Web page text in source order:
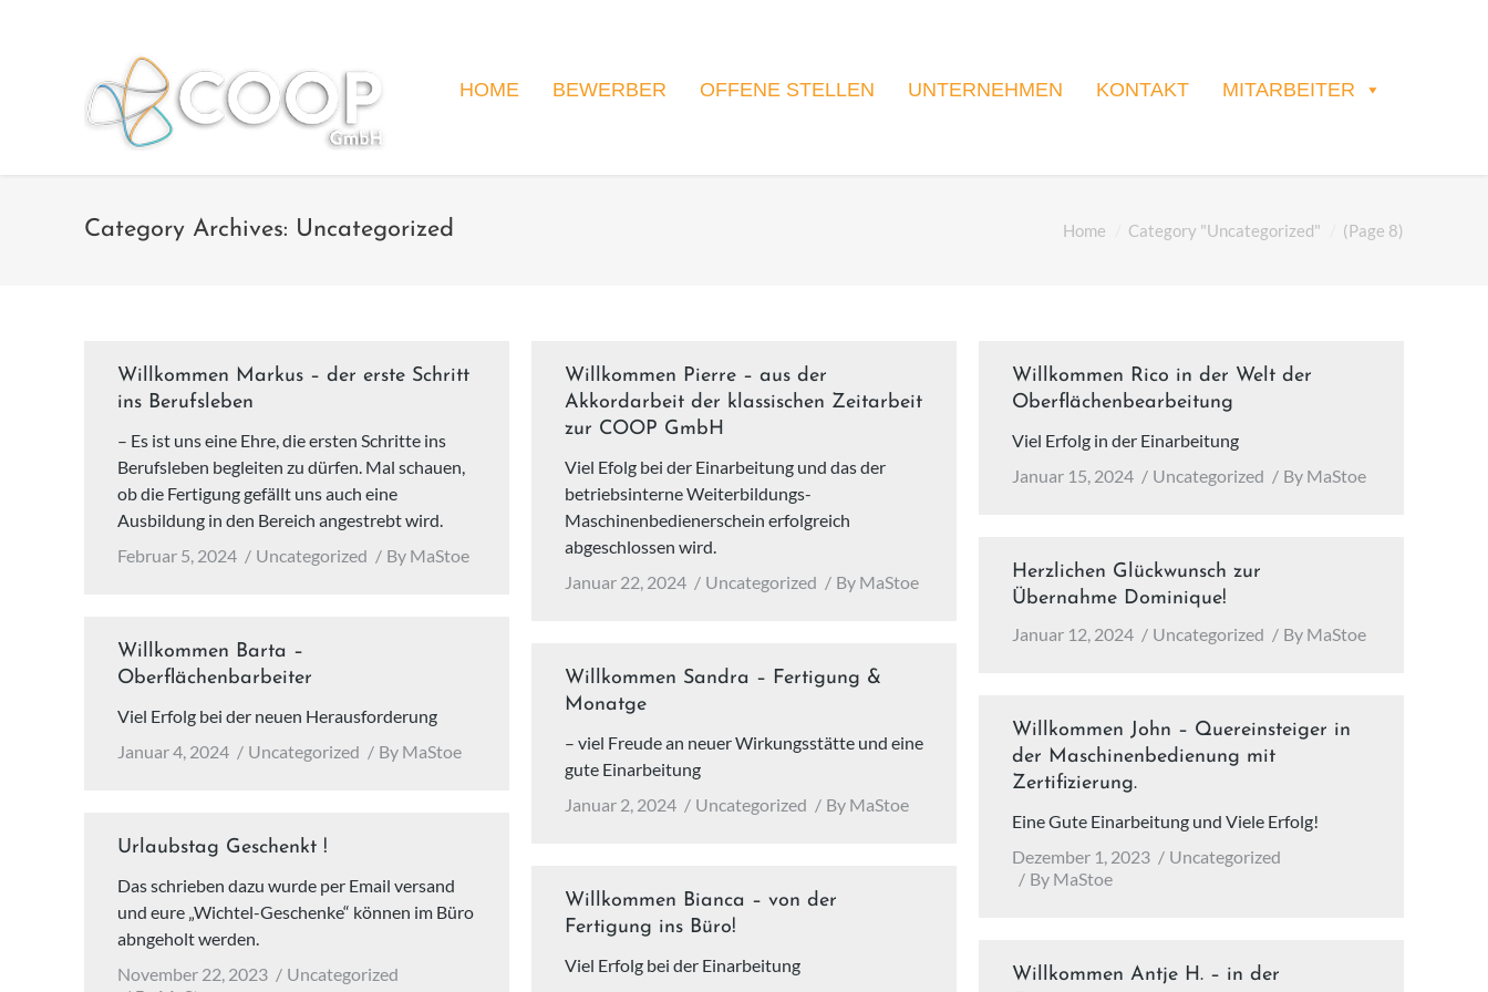
HOME BEWERBER OFFENE STELLEN UNTERNEHMEN KONTAKT MITARBEITER
Category Archives: Uncategorized Home Category "Uncategorized" (Page 8)
Willkommen Markus – der erste Schritt
ins Berufsleben
– Es ist uns eine Ehre, die ersten Schritte ins
Berufsleben begleiten zu dürfen. Mal schauen,
ob die Fertigung gefällt uns auch eine
Ausbildung in den Bereich angestrebt wird.
Februar 5, 2024
Uncategorized By MaStoe
Willkommen Pierre – aus der
Akkordarbeit der klassischen Zeitarbeit
zur COOP GmbH
Viel Efolg bei der Einarbeitung und das der
betriebsinterne Weiterbildungs-
Maschinenbedienerschein erfolgreich
abgeschlossen wird.
Januar 22, 2024
Uncategorized By MaStoe
Willkommen Rico in der Welt der
Oberflächenbearbeitung
Viel Erfolg in der Einarbeitung
Januar 15, 2024
Uncategorized By MaStoe
Herzlichen Glückwunsch zur
Übernahme Dominique!
Januar 12, 2024
Uncategorized By MaStoe
Willkommen Barta –
Oberflächenbarbeiter
Viel Erfolg bei der neuen Herausforderung
Januar 4, 2024
Uncategorized By MaStoe
Willkommen Sandra – Fertigung &
Monatge
– viel Freude an neuer Wirkungsstätte und eine
gute Einarbeitung
Januar 2, 2024
Uncategorized By MaStoe
Willkommen John – Quereinsteiger in
der Maschinenbedienung mit
Zertifizierung.
Eine Gute Einarbeitung und Viele Erfolg!
Dezember 1, 2023
Uncategorized
By MaStoe
Urlaubstag Geschenkt !
Das schrieben dazu wurde per Email versand
und eure „Wichtel-Geschenke“ können im Büro
abngeholt werden.
November 22, 2023
Uncategorized
Willkommen Bianca – von der
Fertigung ins Büro!
Viel Erfolg bei der Einarbeitung
Willkommen Antje H. – in der